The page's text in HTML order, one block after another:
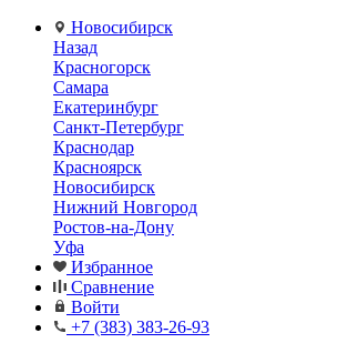
Новосибирск
Назад
Красногорск
Самара
Екатеринбург
Санкт-Петербург
Краснодар
Красноярск
Новосибирск
Нижний Новгород
Ростов-на-Дону
Уфа
Избранное
Сравнение
Войти
+7 (383) 383-26-93